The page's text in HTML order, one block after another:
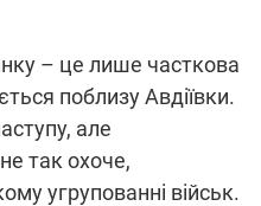
– це лише часткова
поблизу Авдіївки.
але
так охоче,
угрупованні військ.